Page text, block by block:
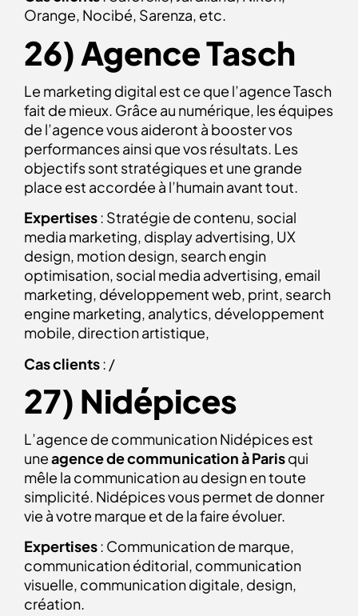
Orange, Nocibé, Sarenza, etc.
26) Agence Tasch
Le marketing digital est ce que l’agence Tasch
fait de mieux. Grâce au numérique, les équipes
de l’agence vous aideront à booster vos
performances ainsi que vos résultats. Les
objectifs sont stratégiques et une grande
place est accordée à l’humain avant tout.
Expertises: Stratégie de contenu, social
media marketing, display advertising, UX
design, motion design, search engin
optimisation, social media advertising, email
marketing, développement web, print, search
engine marketing, analytics, développement
mobile, direction artistique,
Cas clients: /
27) Nidépices
L’agence de communication Nidépices est
uneagence de communication à Parisqui
mêle la communication au design en toute
simplicité. Nidépices vous permet de donner
vie à votre marque et de la faire évoluer.
Expertises: Communication de marque,
communication éditorial, communication
visuelle, communication digitale, design,
création.